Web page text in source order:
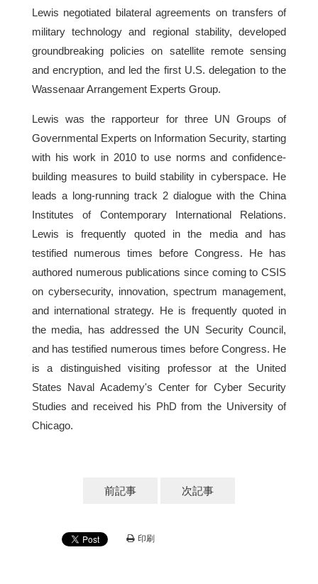
Lewis negotiated bilateral agreements on transfers of
military technology and regional stability, developed
groundbreaking policies on satellite remote sensing
and encryption, and led the first U.S. delegation to the
Wassenaar Arrangement Experts Group.
Lewis was the rapporteur for three UN Groups of
Governmental Experts on Information Security, starting
with his work in 2010 to use norms and confidence-
building measures to build stability in cyberspace. He
leads a long-running track 2 dialogue with the China
Institutes of Contemporary International Relations.
Lewis is frequently quoted in the media and has
testified numerous times before Congress. He has
authored numerous publications since coming to CSIS
on cybersecurity, innovation, spectrum management,
and international strategy. He is frequently quoted in
the media, has addressed the UN Security Council,
and has testified numerous times before Congress. He
is a distinguished visiting professor at the United
States Naval Academy's Center for Cyber Security
Studies and received his PhD from the University of
Chicago.
前記事 次記事
印刷